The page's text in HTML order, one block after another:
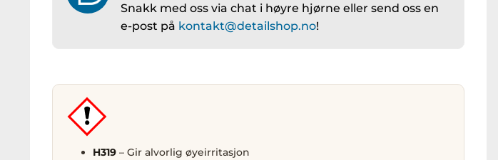
Snakk med oss via chat i høyre hjørne eller send oss en
e-post på kontakt@detailshop.no!
H319 – Gir alvorlig øyeirritasjon